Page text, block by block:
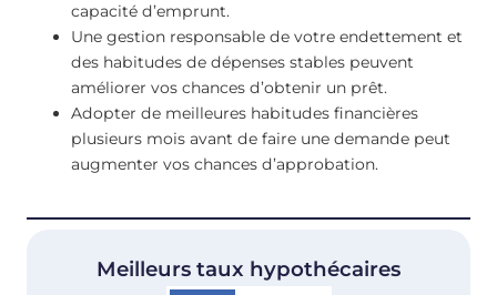
capacité d’emprunt.
Une gestion responsable de votre endettement et
des habitudes de dépenses stables peuvent
améliorer vos chances d’obtenir un prêt.
Adopter de meilleures habitudes financières
plusieurs mois avant de faire une demande peut
augmenter vos chances d’approbation.
Meilleurs taux hypothécaires